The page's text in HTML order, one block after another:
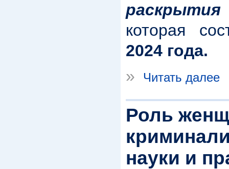
которая
2024 года.
»
Читать далее
Роль
науки и